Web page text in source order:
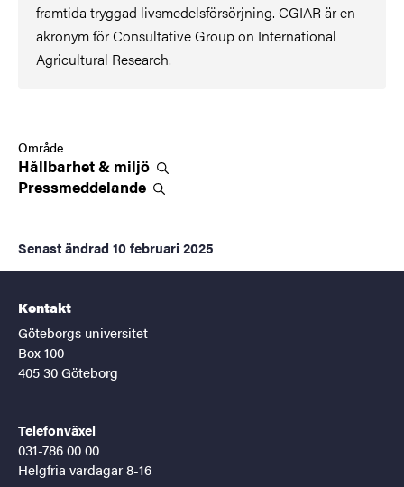
framtida tryggad livsmedelsförsörjning. CGIAR är en
akronym för Consultative Group on International
Agricultural Research.
Område
Hållbarhet & miljö
Pressmeddelande
Senast ändrad 10 februari 2025
Kontakt
Göteborgs universitet
Box 100
405 30 Göteborg
Telefonväxel
031-786 00 00
Helgfria vardagar 8-16